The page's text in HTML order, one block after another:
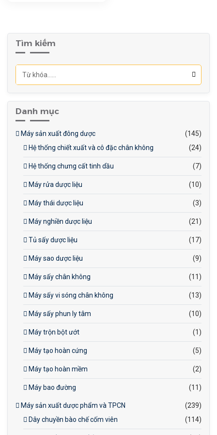
Tìm kiếm
Danh mục
Máy sản xuất đông dược
(145)
Hệ thống chiết xuất và cô đặc chân không
(24)
Hệ thống chưng cất tinh dầu (7)
Máy rửa dược liệu (10)
Máy thái dược liệu (3)
Máy nghiền dược liệu (21)
Tủ sấy dược liệu (17)
Máy sao dược liệu (9)
Máy sấy chân không (11)
Máy sấy vi sóng chân không (13)
Máy sấy phun ly tâm (10)
Máy trộn bột ướt (1)
Máy tạo hoàn cứng (5)
Máy tạo hoàn mềm (2)
Máy bao đường (11)
Máy sản xuất dược phẩm và TPCN
(239)
Dây chuyền bào chế cốm viên
(114)